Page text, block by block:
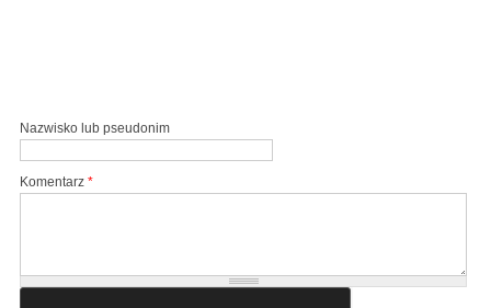
Nazwisko lub pseudonim
Komentarz *